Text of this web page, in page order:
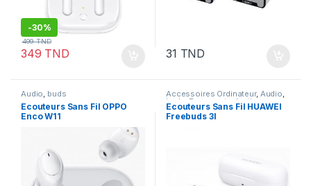
-30%
349 TND
499TND
31 TND
Audio, buds
Écouteurs Sans Fil OPPO
Enco W11
Accessoires Ordinateur, Audio,
buds ,Promo, stvalentin
Écouteurs Sans Fil HUAWEI
Freebuds 3I